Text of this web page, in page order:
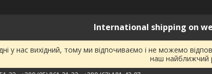
International shipping on
у нас вихідний, тому ми відпочиваємо і не можемо
наш найближчий